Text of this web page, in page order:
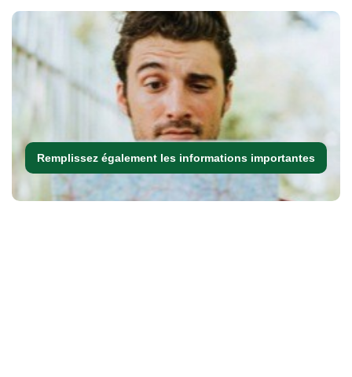
Remplissez également les informations importantes